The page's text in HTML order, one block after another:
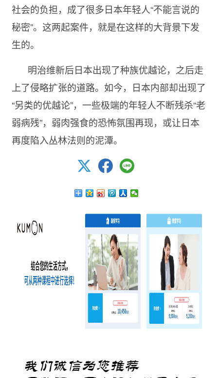
社会的负担，成了很多日本年轻人“不能言说的
秘密”。这两起案件，就是在这样的大背景下发
生的。
明治维新后日本出现了种族优越论，之后走
上了侵略扩张的道路。如今，日本内部却出现了
“另类的优越论”，一些极端的年轻人不断残杀“老
弱病残”，弱肉强食的恐怖氛围再现，或让日本
再度陷入丛林法则的泥潭。